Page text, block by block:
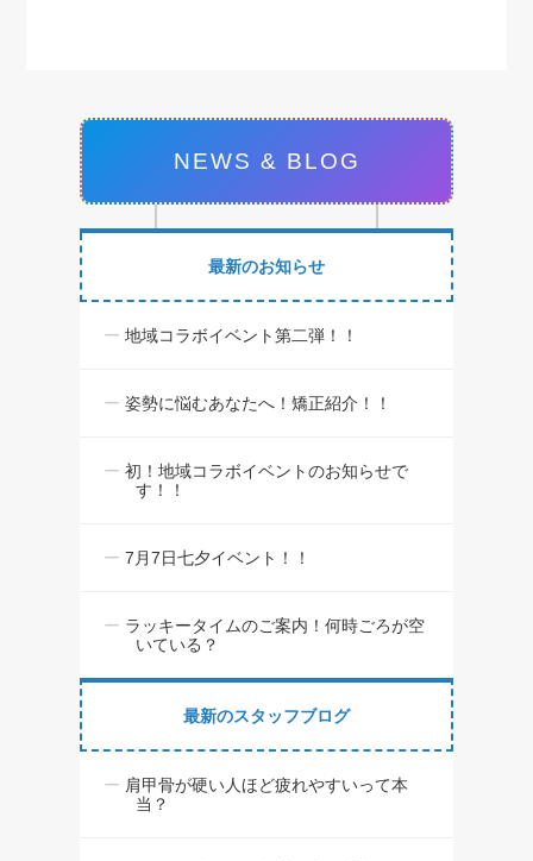
NEWS & BLOG
最新のお知らせ
地域コラボイベント第二弾！！
姿勢に悩むあなたへ！矯正紹介！！
初！地域コラボイベントのお知らせで
す！！
7月7日七夕イベント！！
ラッキータイムのご案内！何時ごろが空
いている？
最新のスタッフブログ
肩甲骨が硬い人ほど疲れやすいって本
当？